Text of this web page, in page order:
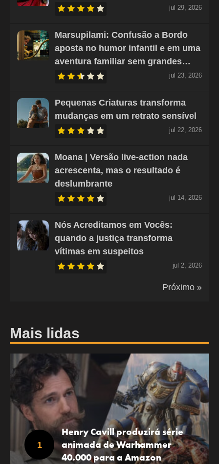
jul 29, 2026
Marsupilami: Confusão a Bordo
aposta no humor infantil e em uma
aventura familiar sem grandes…
jul 23, 2026
Pequenas Criaturas transforma
mudanças em um retrato sensível
jul 22, 2026
Moana | Versão live-action nada
acrescenta, mas o resultado é
deslumbrante
jul 14, 2026
Nós Acreditamos em Vocês:
quando a justiça transforma
vítimas em suspeitos
jul 2, 2026
Próximo »
Mais lidas
Henry Cavill produzirá série
animada de Warhammer
40.000 para a Amazon